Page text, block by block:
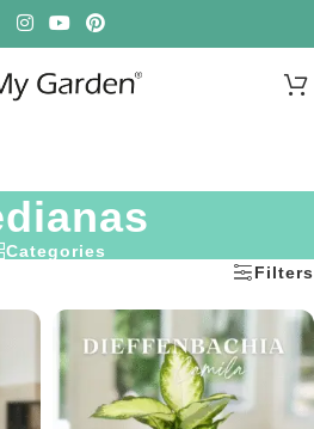
Categories
Filters